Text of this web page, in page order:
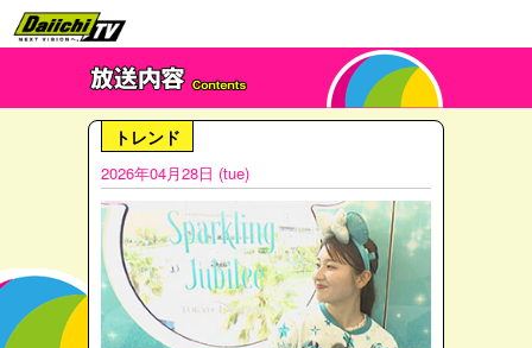
トレンド
2026年04月28日 (tue)